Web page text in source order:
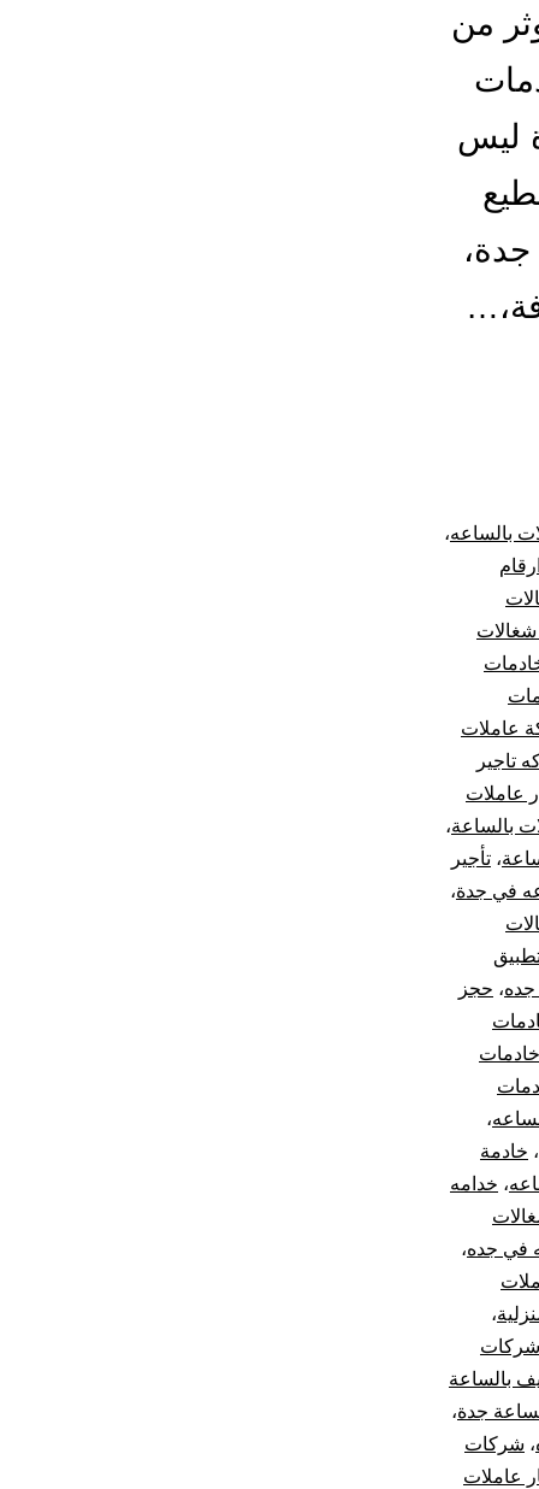
من
ليس
بالساعه،
شغالات
عاملات
تاجير
عاملات
بالساعة،
، تأجير
في جدة،
جده، حجز
خادمات
،
، خادمة
، خدامه
في جده،
،
شركات
بالساعة
جدة،
، شركات
عاملات